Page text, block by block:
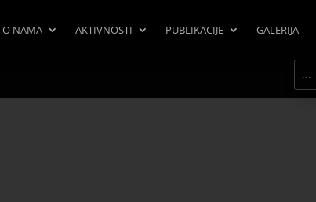
O NAMA AKTIVNOSTI PUBLIKACIJE GALERIJA